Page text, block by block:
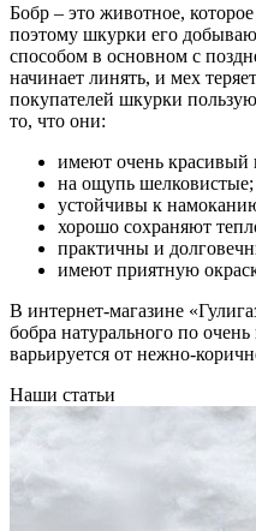
Бобр – это животное,
поэтому шкурки его
способом в основном с
начинает линять, и мех
покупателей шкурки
то, что они:
имеют очень красивый
на ощупь шелковистые;
устойчивы к
хорошо сохраняют
практичны и
имеют приятную
В интернет-магазине
бобра натурального по
варьируется от нежно-
Наши статьи